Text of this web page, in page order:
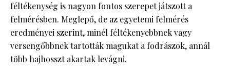
féltékenység is nagyon fontos szerepet játszott a
felmérésben. Meglepő, de az egyetemi felmérés
eredményei szerint, minél féltékenyebbnek vagy
versengőbbnek tartották magukat a fodrászok, annál
több hajhosszt akartak levágni.